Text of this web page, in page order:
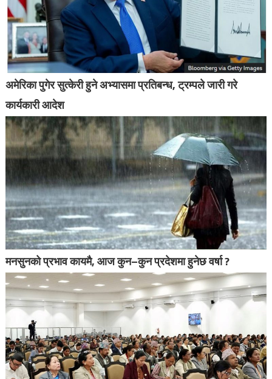
अमेरिका पुगेर सुत्केरी हुने अभ्यासमा प्रतिबन्ध, ट्रम्पले जारी गरे
कार्यकारी आदेश
मनसुनको प्रभाव कायमै, आज कुन–कुन प्रदेशमा हुनेछ वर्षा ?